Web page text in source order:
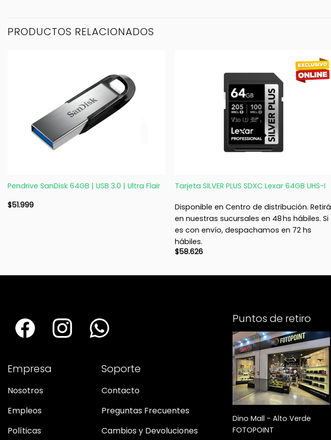
PRODUCTOS RELACIONADOS
Pendrive SanDisk 64GB | USB 3.0 | Ultra Flair
$51.999
Tarjeta SILVER PLUS SDXC Lexar 64GB UHS-I
Disponible en Centro de distribución. Retirá
en nuestras sucursales en 48 hs hábiles. Si
es con envío, despachamos en 72 hs
hábiles.
$58.626
Empresa
Nosotros
Empleos
Políticas
Soporte
Contacto
Preguntas Frecuentes
Cambios y Devoluciones
Puntos de retiro
Dino Mall - Alto Verde
FOTOPOINT